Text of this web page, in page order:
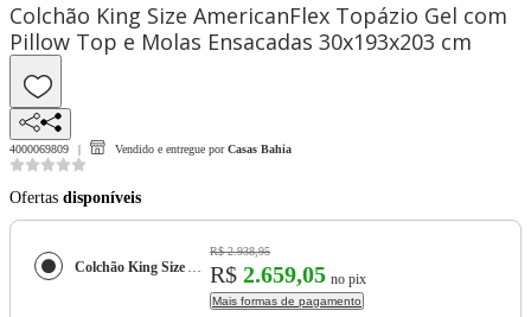
Colchão King Size AmericanFlex Topázio Gel com
Pillow Top e Molas Ensacadas 30x193x203 cm
4000069809 Vendido e entregue por Casas Bahia
Ofertas disponíveis
Colchão King Size AmericanFlex Topázio Gel com Pillow Top e Molas Ensacadas 30x193x203 cm
R$ 2.938,95
R$ 2.659,05 no pix
Mais formas de pagamento